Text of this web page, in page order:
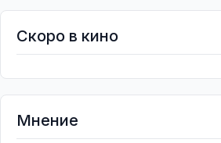
Скоро в кино
Мнение